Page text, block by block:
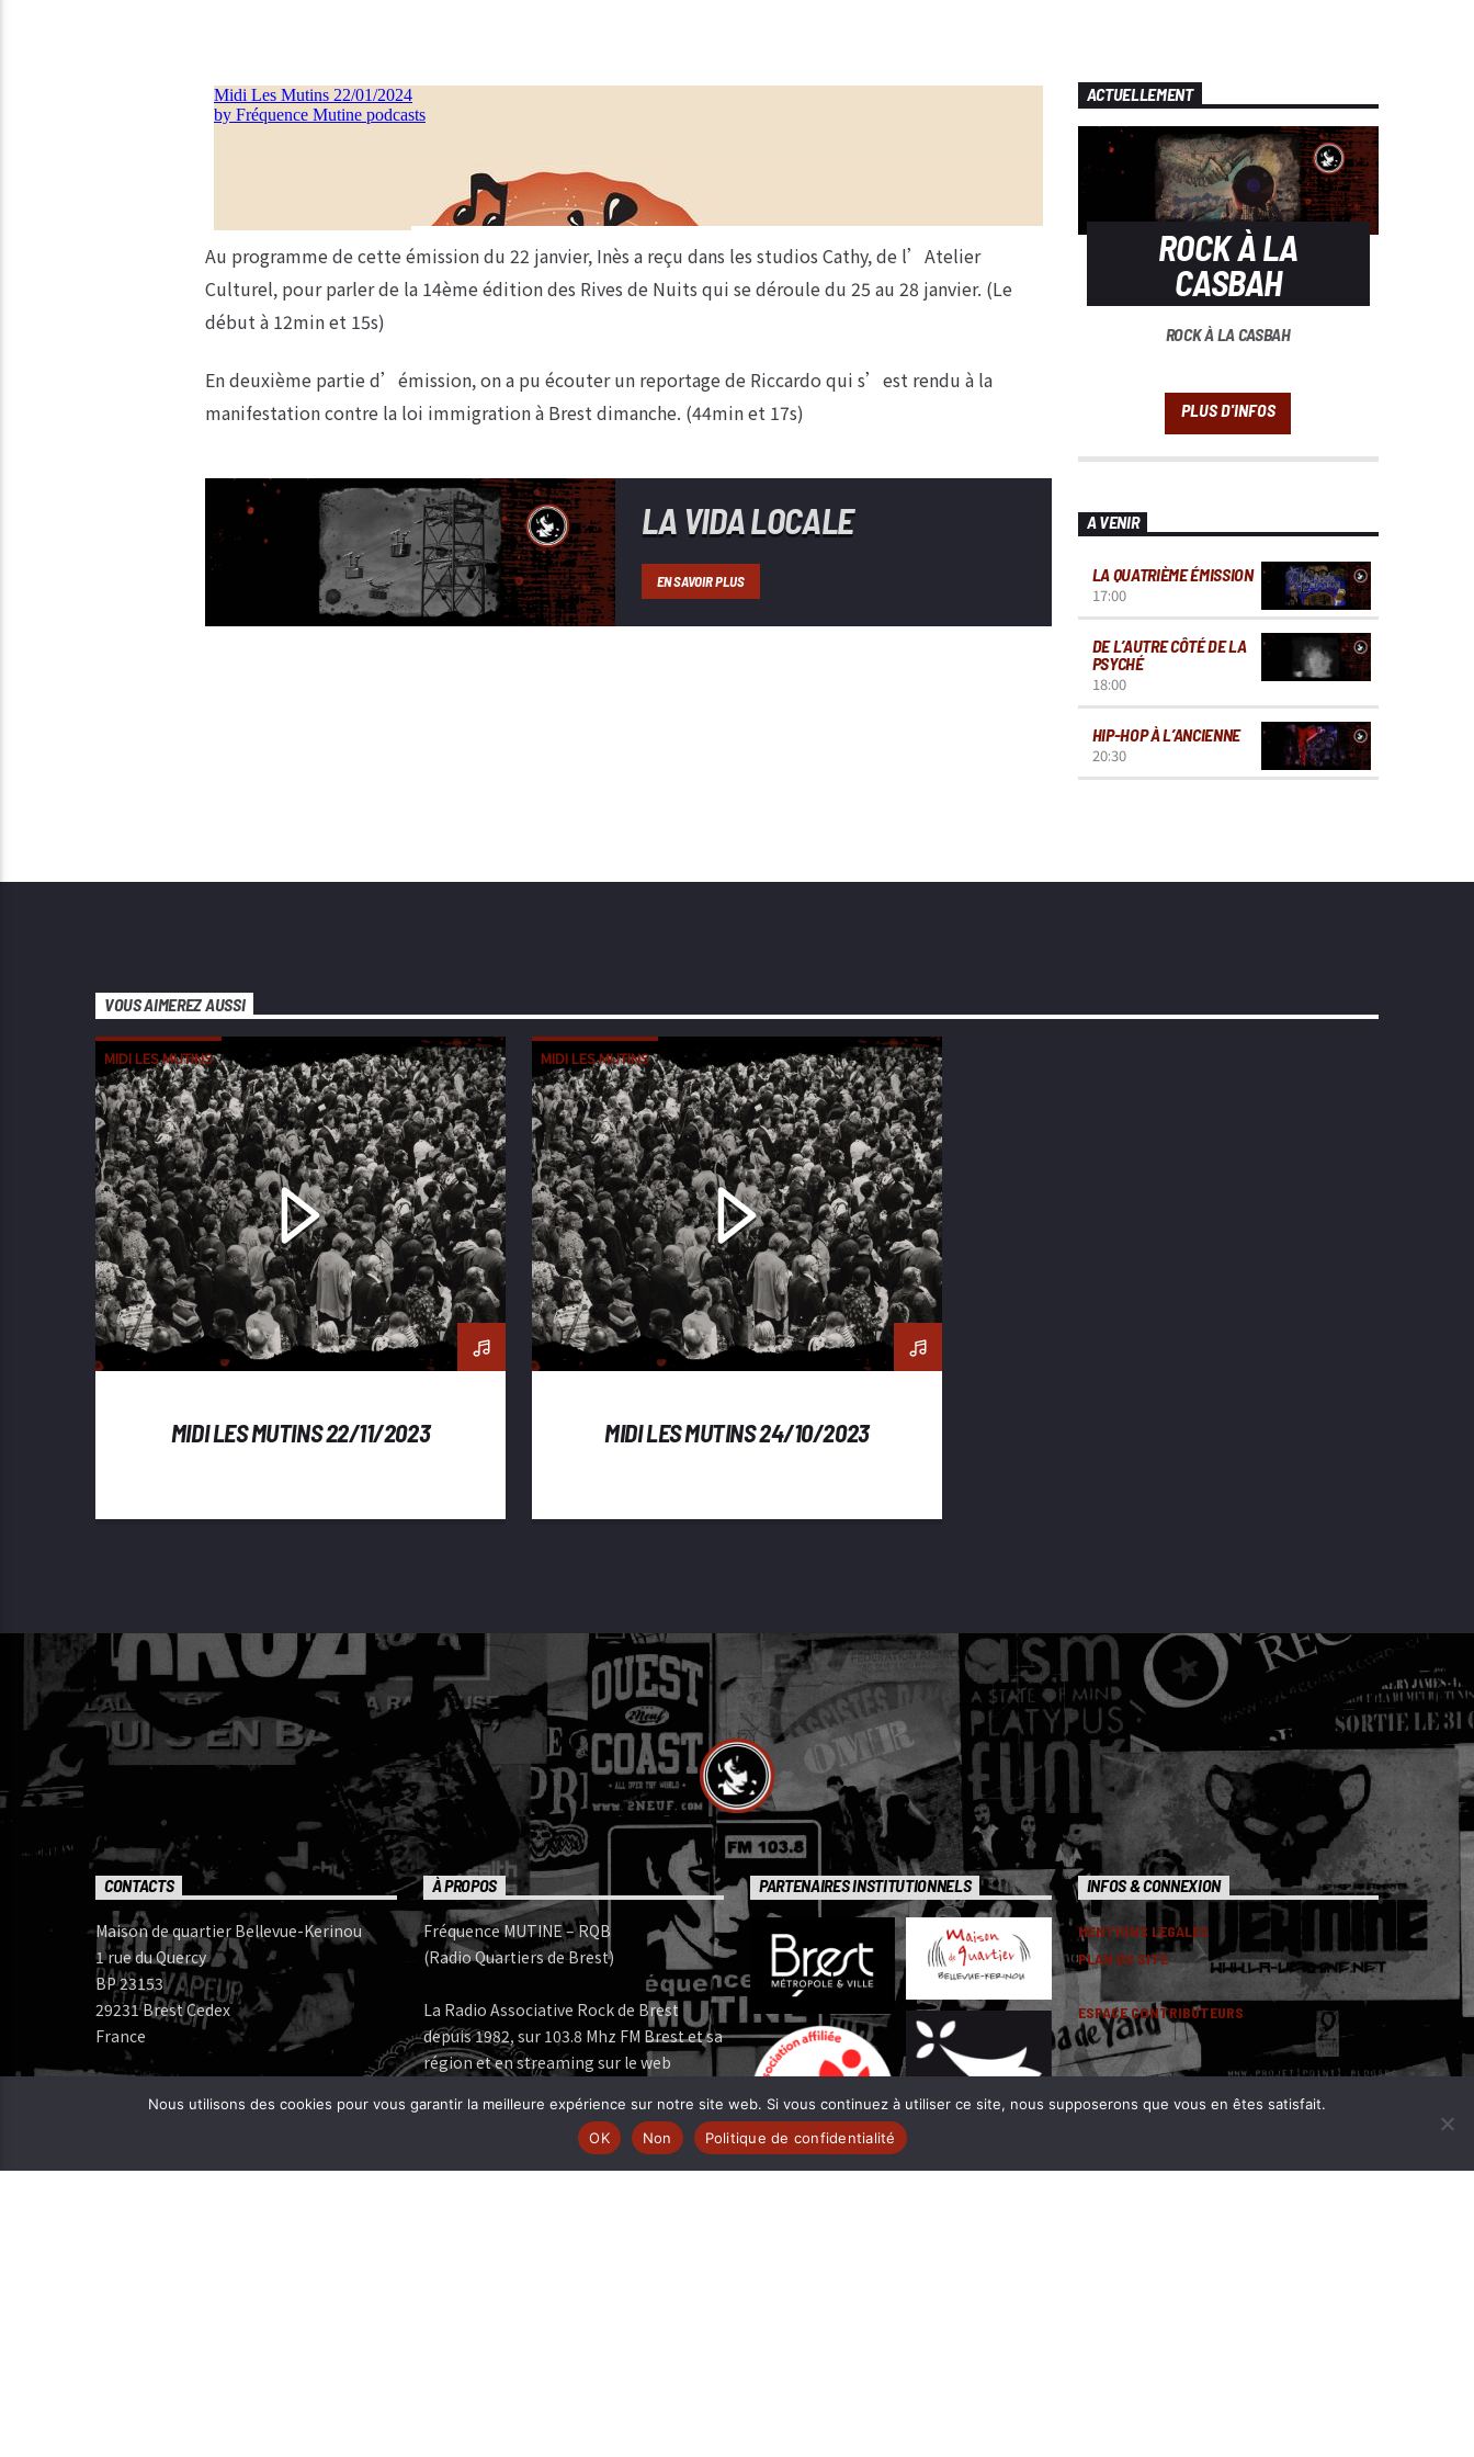
Au programme de cette émission du 22 janvier, Inès a reçu dans les studios Cathy, de l’Atelier
Culturel, pour parler de la 14ème édition des Rives de Nuits qui se déroule du 25 au 28 janvier. (Le
début à 12min et 15s)
En deuxième partie d’émission, on a pu écouter un reportage de Riccardo qui s’est rendu à la
manifestation contre la loi immigration à Brest dimanche. (44min et 17s)
LA VIDA LOCALE
EN SAVOIR PLUS
ACTUELLEMENT
ROCK À LA
CASBAH
ROCK À LA CASBAH
A VENIR
LA QUATRIÈME ÉMISSION
17:00
DE L’AUTRE CÔTÉ DE LA
PSYCHÉ
18:00
HIP-HOP À L’ANCIENNE
20:30
VOUS AIMEREZ AUSSI
MIDI LES MUTINS
MIDI LES MUTINS 22/11/2023
MIDI LES MUTINS
MIDI LES MUTINS 24/10/2023
CONTACTS
Maison de quartier Bellevue-Kerinou
1 rue du Quercy
BP 23153
29231 Brest Cedex
France
Bureau: 02 98 05 07 96
Mail:
À PROPOS
Fréquence MUTINE – RQB
(Radio Quartiers de Brest)
La Radio Associative Rock de Brest
depuis 1982, sur 103.8 Mhz FM Brest et sa
région et en streaming sur le web
Fréquence MUTINE est membre:
FERAROCK | www.ferarock.org |
CORLAB | www.corlab.org|
PARTENAIRES INSTITUTIONNELS INFOS & CONNEXION
MENTIONS LEGALES
PLAN DU SITE
ESPACE CONTRIBUTEURS
Nous utilisons des cookies pour vous garantir la meilleure expérience sur notre site web. Si vous continuez à utiliser ce site, nous supposerons que vous en êtes satisfait.
OK
Non Politique de confidentialité